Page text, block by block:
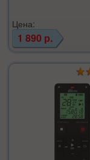
Цена:
1 890 р.